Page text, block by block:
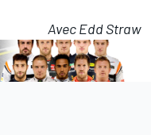
Avec Edd Straw